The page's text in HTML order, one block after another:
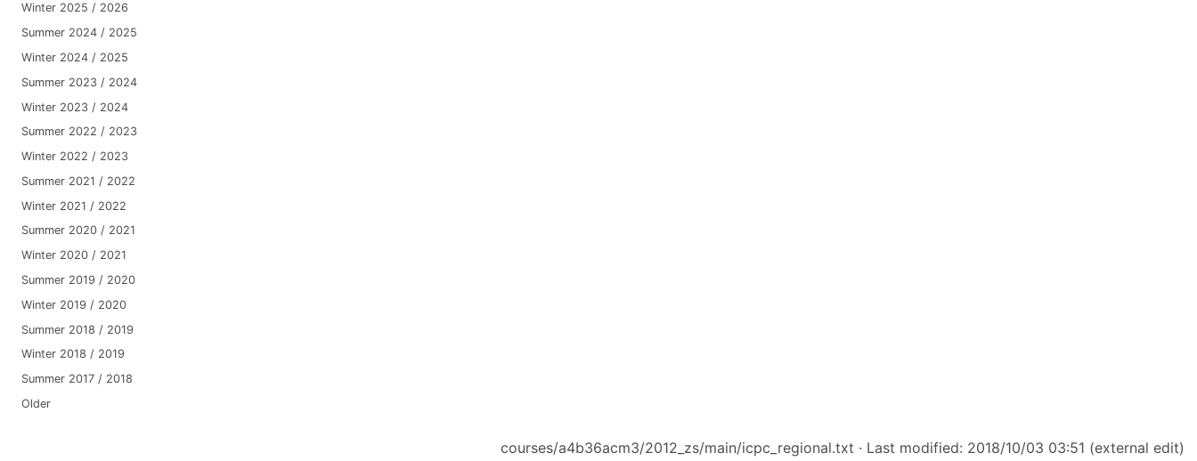
Winter 2025 / 2026
Summer 2024 / 2025
Winter 2024 / 2025
Summer 2023 / 2024
Winter 2023 / 2024
Summer 2022 / 2023
Winter 2022 / 2023
Summer 2021 / 2022
Winter 2021 / 2022
Summer 2020 / 2021
Winter 2020 / 2021
Summer 2019 / 2020
Winter 2019 / 2020
Summer 2018 / 2019
Winter 2018 / 2019
Summer 2017 / 2018
Older
courses/a4b36acm3/2012_zs/main/icpc_regional.txt · Last modified: 2018/10/03 03:51 (external edit)